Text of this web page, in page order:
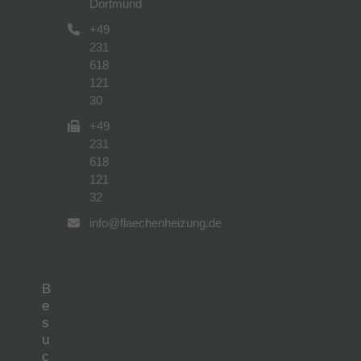
Dortmund
+49
231
618
121
30
+49
231
618
121
32
info@flaechenheizung.de
B
e
s
u
c